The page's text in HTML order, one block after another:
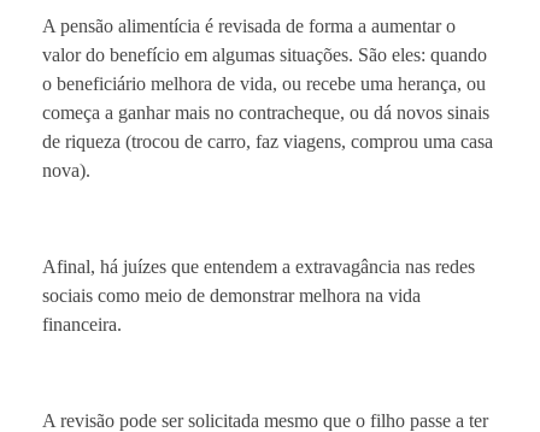
A pensão alimentícia é revisada de forma a aumentar o
valor do benefício em algumas situações. São eles: quando
o beneficiário melhora de vida, ou recebe uma herança, ou
começa a ganhar mais no contracheque, ou dá novos sinais
de riqueza (trocou de carro, faz viagens, comprou uma casa
nova).
Afinal, há juízes que entendem a extravagância nas redes
sociais como meio de demonstrar melhora na vida
financeira.
A revisão pode ser solicitada mesmo que o filho passe a ter